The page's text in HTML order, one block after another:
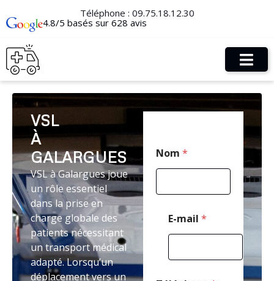
Téléphone : 09.75.18.12.30
4.8/5 basés sur 628 avis
VSL
À
GALARGUES
VSL à Galargues joue
un rôle essentiel
dans la prise en
charge globale des
patients nécessitant
un transport médical
adapté. Lorsqu’un
déplacement vers un
Nom *
E-mail *
C
d
e
C
o
d